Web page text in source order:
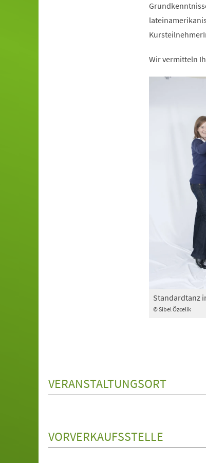
Wir vermitteln
© Sibel Özcelik
Standardtanz
VERANSTALTUNGSORT
VORVERKAUFSSTELLE